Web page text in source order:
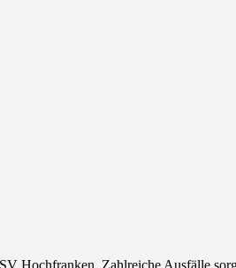
Hochfranken. Zahlreiche Ausfälle